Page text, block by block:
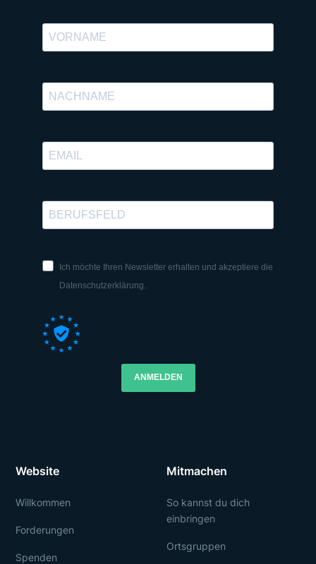
Ich möchte Ihren Newsletter erhalten und akzeptiere die
Datenschutzerklärung.
ANMELDEN
Website
Willkommen
Forderungen
Spenden
Mitmachen
So kannst du dich
einbringen
Ortsgruppen